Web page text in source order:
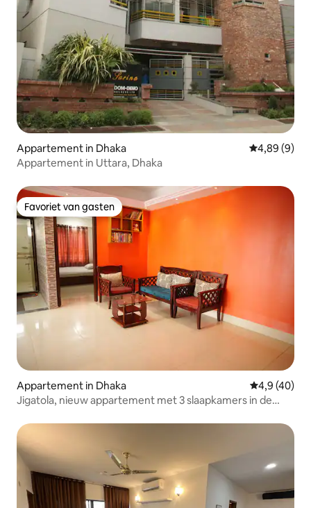
Appartement in Dhaka Gemiddelde
4,89 (9)
Appartement in Uttara, Dhaka
Favoriet van gasten
Favoriet van gasten
Appartement in Dhaka
4,9 (40)
Jigatola, nieuw appartement met 3 slaapkamers in de